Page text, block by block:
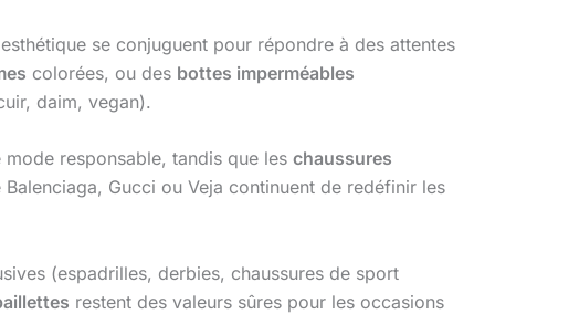
se conjuguent pour répondre à des attentes
colorées, ou des bottes imperméables
daim, vegan).
responsable, tandis que les chaussures
Gucci ou Veja continuent de redéfinir les
(espadrilles, derbies, chaussures de sport
restent des valeurs sûres pour les occasions